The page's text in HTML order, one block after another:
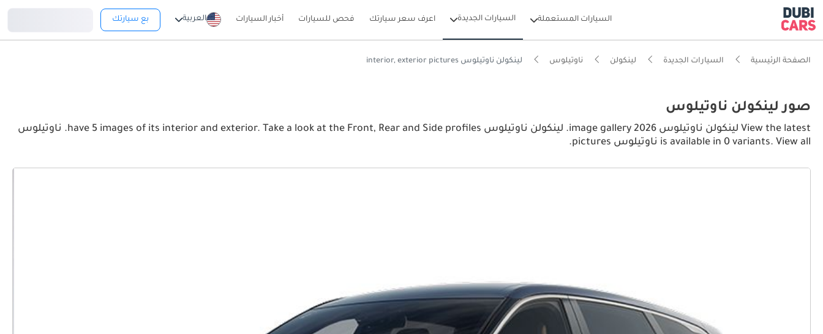
السيارات المستعملة السيارات الجديدة اعرف سعر سيارتك فحص للسيارات أخبار السيارات العربية بع سيارتك
الصفحة الرئيسية السيارات الجديدة لينكولن ناوتيلوس لينكولن ناوتيلوس interior, exterior pictures
صور لينكولن ناوتيلوس
View the latest لينكولن ناوتيلوس 2026 image gallery. لينكولن ناوتيلوس have 5 images of its interior and exterior. Take a look at the Front, Rear and Side profiles. ناوتيلوس
is available in 0 variants. View all ناوتيلوس pictures.